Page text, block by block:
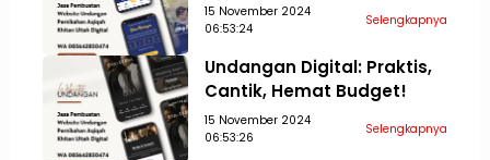
15 November 2024
06:53:24
Selengkapnya
Undangan Digital: Praktis,
Cantik, Hemat Budget!
15 November 2024
06:53:26
Selengkapnya